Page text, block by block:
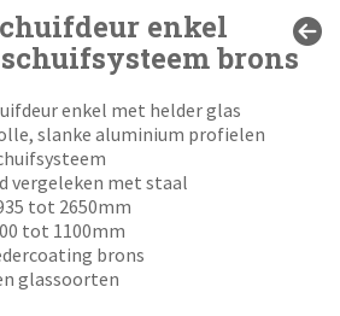
enkel
brons
enkel met helder glas
slanke aluminium profielen
vergeleken met staal
tot 2650mm
tot 1100mm
brons
glassoorten